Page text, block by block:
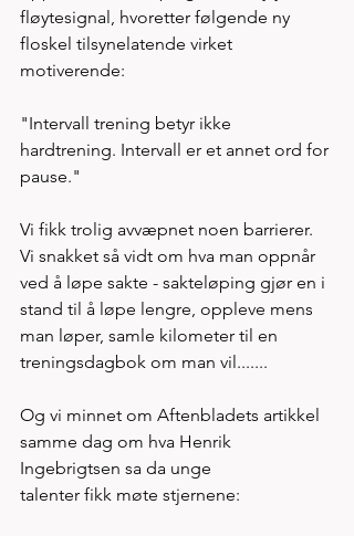
fløytesignal, hvoretter følgende ny
floskel tilsynelatende virket
motiverende:
"Intervall trening betyr ikke
hardtrening. Intervall er et annet ord for
pause."
Vi fikk trolig avvæpnet noen barrierer.
Vi snakket så vidt om hva man oppnår
ved å løpe sakte - sakteløping gjør en i
stand til å løpe lengre, oppleve mens
man løper, samle kilometer til en
treningsdagbok om man vil.......
Og vi minnet om Aftenbladets artikkel
samme dag om hva Henrik
Ingebrigtsen sa da unge
talenter fikk møte stjernene: